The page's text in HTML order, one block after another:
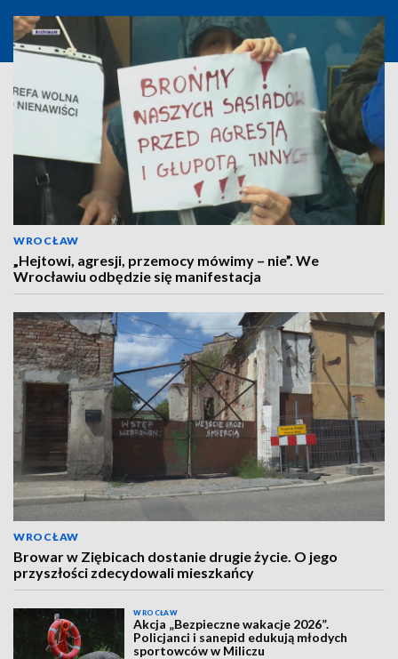
WROCŁAW
„Hejtowi, agresji, przemocy mówimy – nie”. We
Wrocławiu odbędzie się manifestacja
WROCŁAW
Browar w Ziębicach dostanie drugie życie. O jego
przyszłości zdecydowali mieszkańcy
WROCŁAW
Akcja „Bezpieczne wakacje 2026”.
Policjanci i sanepid edukują młodych
sportowców w Miliczu